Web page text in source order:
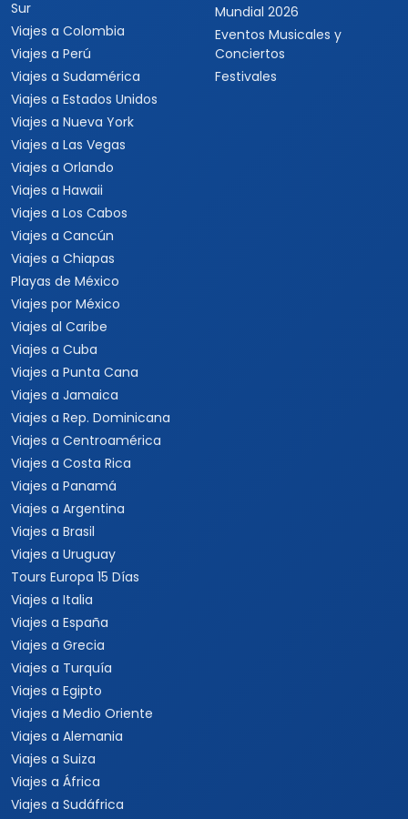
Catálogo popular
Viajes a Europa
Viajes a Canadá
Viajes a Japón
Viajes a Japón y Corea del
Sur
Viajes a Colombia
Viajes a Perú
Viajes a Sudamérica
Viajes a Estados Unidos
Viajes a Nueva York
Viajes a Las Vegas
Viajes a Orlando
Viajes a Hawaii
Viajes a Los Cabos
Viajes a Cancún
Viajes a Chiapas
Playas de México
Viajes por México
Viajes al Caribe
Viajes a Cuba
Viajes a Punta Cana
Viajes a Jamaica
Viajes a Rep. Dominicana
Viajes a Centroamérica
Viajes a Costa Rica
Viajes a Panamá
Viajes a Argentina
Viajes a Brasil
Viajes a Uruguay
Tours Europa 15 Días
Viajes a Italia
Viajes a España
Viajes a Grecia
Viajes a Turquía
Tipos de viaje
Viajes para quinceaneras
Viajes para Eventos